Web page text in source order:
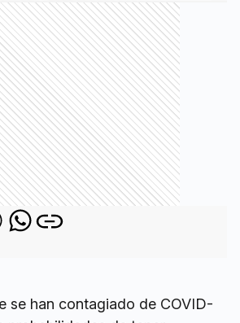
se han contagiado de COVID-